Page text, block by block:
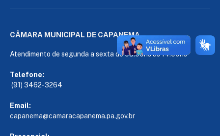
CÂMARA MUNICIPAL DE CAPANEMA
Atendimento de segunda a sexta de 08:00hs às 14:00hs
Telefone:
(91) 3462-3264
Email:
capanema@camaracapanema.pa.gov.br